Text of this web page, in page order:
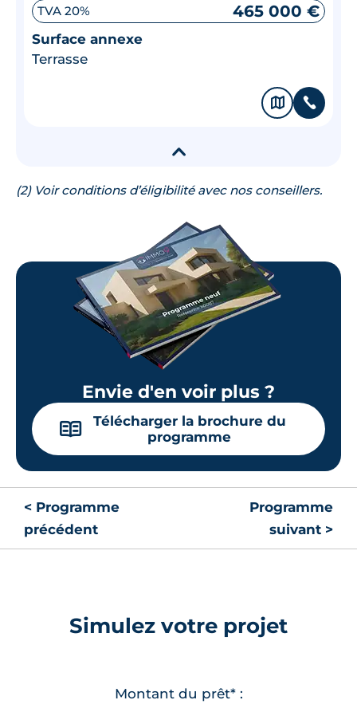
TVA 20% 465 000 €
Surface annexe
Terrasse
🗞 📞
▾
(2) Voir conditions d’éligibilité avec nos conseillers.
Envie d'en voir plus ?
📖
Télécharger la brochure du
programme
< Programme
précédent
Programme
suivant >
Simulez votre projet
Montant du prêt* :